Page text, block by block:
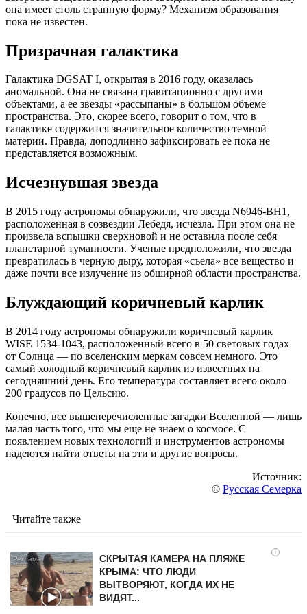
она имеет столь странную форму? Механизм образования
пока не известен.
Призрачная галактика
Галактика DGSAT I, открытая в 2016 году, оказалась
аномальной. Она не связана гравитационно с другими
объектами, а ее звезды «рассыпаны» в большом объеме
пространства. Это, скорее всего, говорит о том, что в
галактике содержится значительное количество темной
материи. Правда, доподлинно зафиксировать ее пока не
представляется возможным.
Исчезнувшая звезда
В 2015 году астрономы обнаружили, что звезда N6946-BH1,
расположенная в созвездии Лебедя, исчезла. При этом она не
произвела вспышки сверхновой и не оставила после себя
планетарной туманности. Ученые предположили, что звезда
превратилась в черную дыру, которая «съела» все вещество и
даже почти все излучение из обширной области пространства.
Блуждающий коричневый карлик
В 2014 году астрономы обнаружили коричневый карлик
WISE 1534-1043, расположенный всего в 50 световых годах
от Солнца — по вселенским меркам совсем немного. Это
самый холодный коричневый карлик из известных на
сегодняшний день. Его температура составляет всего около
200 градусов по Цельсию.
Конечно, все вышеперечисленные загадки Вселенной — лишь
малая часть того, что мы еще не знаем о космосе. С
появлением новых технологий и инструментов астрономы
надеются найти ответы на эти и другие вопросы.
Источник:
© Русская Семерка
Читайте также
i
СКРЫТАЯ КАМЕРА НА ПЛЯЖЕ
КРЫМА: ЧТО ЛЮДИ
ВЫТВОРЯЮТ, КОГДА ИХ НЕ
ВИДЯТ...